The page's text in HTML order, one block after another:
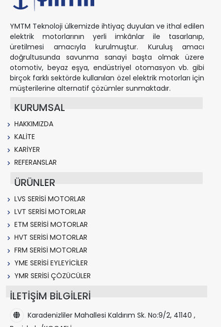
YMTM Teknoloji ülkemizde ihtiyaç duyulan ve ithal edilen
elektrik motorlarının yerli imkânlar ile tasarlanıp,
üretilmesi amacıyla kurulmuştur. Kuruluş amacı
doğrultusunda savunma sanayi başta olmak üzere
otomotiv, beyaz eşya, endüstriyel otomasyon vb. gibi
birçok farklı sektörde kullanılan özel elektrik motorları için
müşterilerine alternatif çözümler sunmaktadır.
KURUMSAL
HAKKIMIZDA
KALİTE
KARİYER
REFERANSLAR
ÜRÜNLER
LVS SERİSİ MOTORLAR
LVT SERİSİ MOTORLAR
ETM SERİSİ MOTORLAR
HVT SERİSİ MOTORLAR
FRM SERİSİ MOTORLAR
YME SERİSİ EYLEYİCİLER
YMR SERİSİ ÇÖZÜCÜLER
İLETİŞİM BİLGİLERİ
Karadenizliler Mahallesi Kaldırım Sk. No:9/2, 41140 ,